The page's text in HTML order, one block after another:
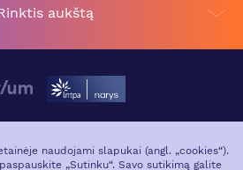
aukštą
VIETA MIESTE
GALERIJA
naudojami slapukai (angl. „cookies“).
„Sutinku“. Savo sutikimą galite